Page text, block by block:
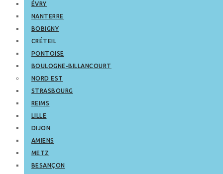
ÉVRY
NANTERRE
BOBIGNY
CRÉTEIL
PONTOISE
BOULOGNE-BILLANCOURT
NORD EST
STRASBOURG
REIMS
LILLE
DIJON
AMIENS
METZ
BESANÇON